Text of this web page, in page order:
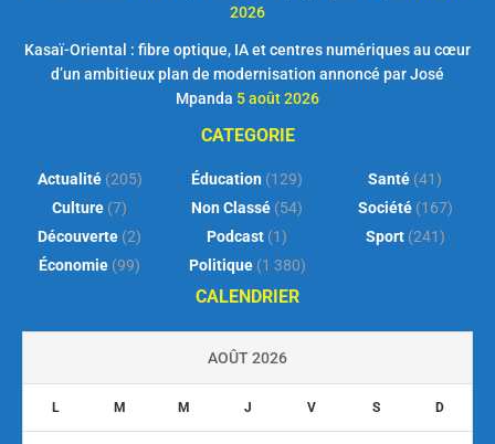
2026
Kasaï-Oriental : fibre optique, IA et centres numériques au cœur
d’un ambitieux plan de modernisation annoncé par José
Mpanda 5 août 2026
CATEGORIE
Actualité(205)
Culture (7)
Découverte (2)
Économie (99)
Éducation (129)
Non Classé (54)
Podcast (1)
Politique(1 380)
Santé (41)
Société(167)
Sport(241)
CALENDRIER
AOÛT 2026
L M M J V S D